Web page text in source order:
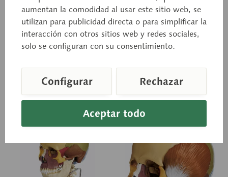
musculatura
masticatoria, columna
vertebral cervical y
hueso...
Modelado del natural, de
SOMSO-PLAST®, según el
Prof. Dr. med. Dr. med. h.c.
J. W. Rohen, Instituto
Anatómico de la Universidad
Cesta de consulta
Modelado del natural, de
SOMSO-PLAST®, según el
Prof. Dr. med. Dr. med. h.c.
J. W. Rohen, Instituto
Anatómico de la Universidad
de...
Cesta de consulta
Recordar
aumentan la comodidad al usar este sitio web, se
utilizan para publicidad directa o para simplificar la
interacción con otros sitios web y redes sociales,
solo se configuran con su consentimiento.
Aceptar todo
Configurar Rechazar